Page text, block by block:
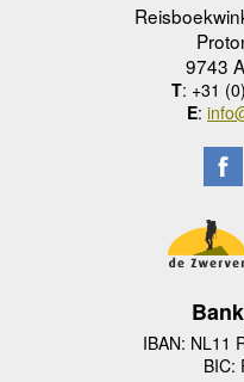
9743
T: +31
E:
IBAN: NL11
BIC: